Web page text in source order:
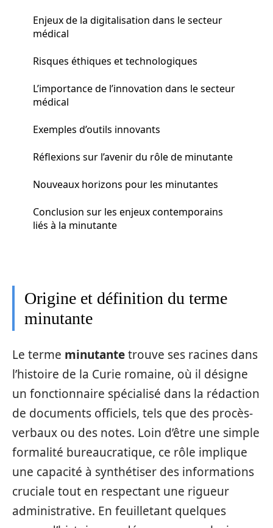
Enjeux de la digitalisation dans le secteur
médical
Risques éthiques et technologiques
L’importance de l’innovation dans le secteur
médical
Exemples d’outils innovants
Réflexions sur l’avenir du rôle de minutante
Nouveaux horizons pour les minutantes
Conclusion sur les enjeux contemporains
liés à la minutante
Origine et définition du terme
minutante
Le terme minutantetrouve ses racines dans
l’histoire de la Curie romaine, où il désigne
un fonctionnaire spécialisé dans la rédaction
de documents officiels, tels que des procès-
verbaux ou des notes. Loin d’être une simple
formalité bureaucratique, ce rôle implique
une capacité à synthétiser des informations
cruciale tout en respectant une rigueur
administrative. En feuilletant quelques